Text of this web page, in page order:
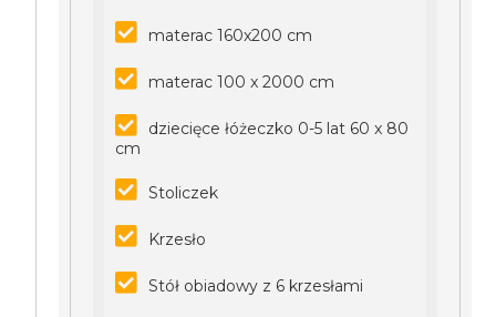
materac 160x200 cm
materac 100 x 2000 cm
dziecięce łóżeczko 0-5 lat 60 x 80
cm
Stoliczek
Krzesło
Stół obiadowy z 6 krzesłami